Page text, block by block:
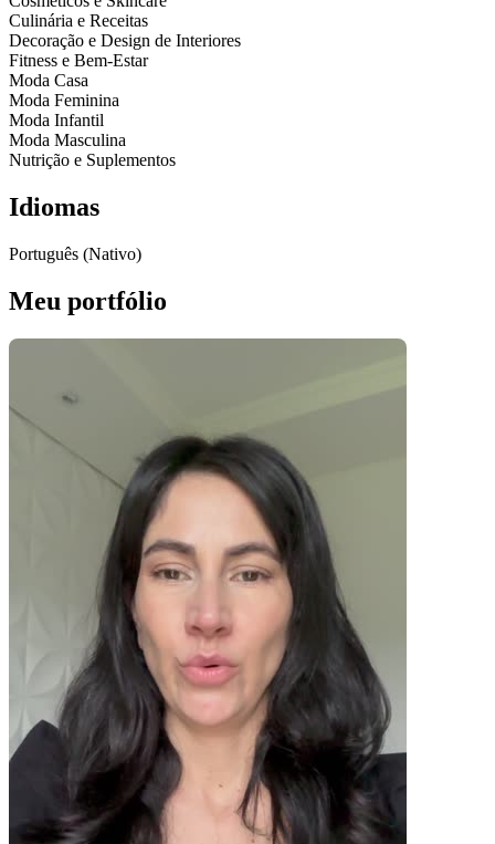
Culinária e Receitas
Decoração e Design de Interiores
Fitness e Bem-Estar
Moda Casa
Moda Feminina
Moda Infantil
Moda Masculina
Nutrição e Suplementos
Idiomas
Português (Nativo)
Meu portfólio
Pacotes UGC
Você recebe o arquivo para usar em qualquer canal.
30 segundos
R$
247
por pedido